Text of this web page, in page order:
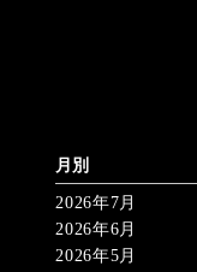
月別
2026年7月
2026年6月
2026年5月